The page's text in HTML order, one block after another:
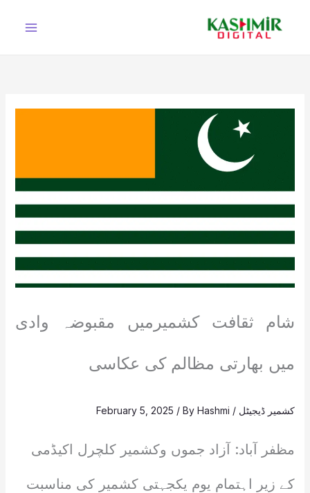
شام ثقافت کشمیرمیں مقبوضہ وادی
میں بھارتی مظالم کی عکاسی
کشمیر ڈیجیٹل /
February 5, 2025 / ByHashmi
مظفر آباد: آزاد جموں وکشمیر کلچرل اکیڈمی
کے زیر اہتمام یوم یکجہتی کشمیر کی مناسبت